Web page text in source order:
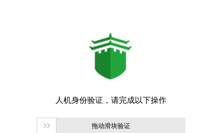
拖动滑块验证